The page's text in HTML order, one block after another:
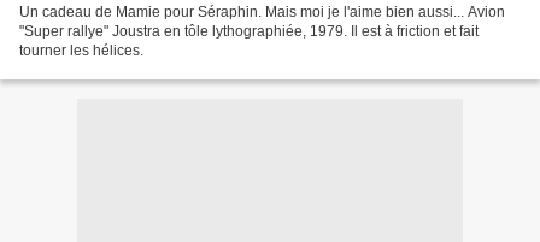
Un cadeau de Mamie pour Séraphin. Mais moi je l'aime bien aussi... Avion
"Super rallye" Joustra en tôle lythographiée, 1979. Il est à friction et fait
tourner les hélices.